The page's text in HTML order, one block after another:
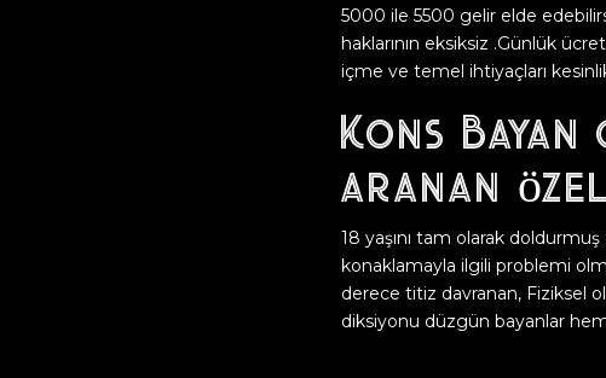
5000 ile 5500 gelir elde
haklarının eksiksiz .Günlük
içme ve temel ihtiyaçları
Kons
aranan
18 yaşını tam olarak
konaklamayla ilgili problemi
derece titiz davranan, Fiziksel
diksiyonu düzgün bayanlar